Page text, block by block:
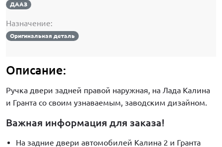
ДААЗ
Назначение:
Оригинальная деталь
Описание:
Ручка двери задней правой наружная, на Лада Калина
и Гранта со своим узнаваемым, заводским дизайном.
Важная информация для заказа!
На задние двери автомобилей Калина 2 и Гранта